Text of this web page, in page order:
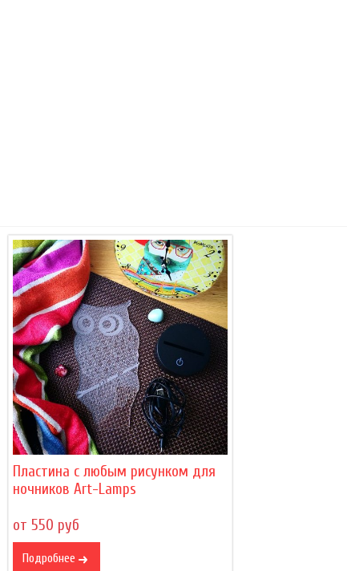
Пластина с любым рисунком для
ночников Art-Lamps
от 550 руб
Подробнее